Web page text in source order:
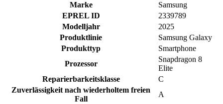
Marke
Samsung
EPREL ID
2339789
Modelljahr
2025
Produktlinie
Samsung Galaxy
Produkttyp
Smartphone
Prozessor
Snapdragon 8
Elite
Reparierbarkeitsklasse
C
Zuverlässigkeit nach wiederholtem freien
Fall
A